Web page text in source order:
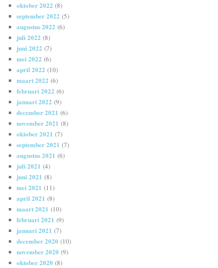
oktober 2022 (8)
september 2022 (5)
augustus 2022 (6)
juli 2022 (8)
juni 2022 (7)
mei 2022 (6)
april 2022 (10)
maart 2022 (6)
februari 2022 (6)
januari 2022 (9)
december 2021 (6)
november 2021 (8)
oktober 2021 (7)
september 2021 (7)
augustus 2021 (6)
juli 2021 (4)
juni 2021 (8)
mei 2021 (11)
april 2021 (8)
maart 2021 (10)
februari 2021 (9)
januari 2021 (7)
december 2020 (10)
november 2020 (9)
oktober 2020 (8)